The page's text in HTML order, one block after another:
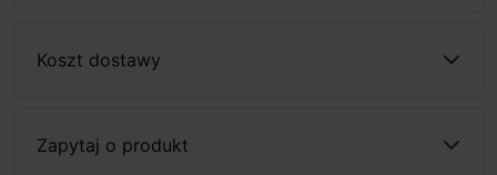
Koszt dostawy
Zapytaj o produkt